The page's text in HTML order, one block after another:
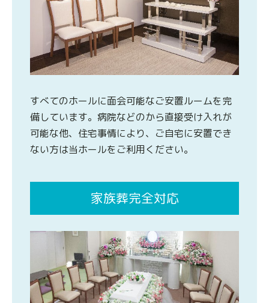
すべてのホールに面会可能なご安置ルームを完
備しています。病院などのから直接受け入れが
可能な他、住宅事情により、ご自宅に安置でき
ない方は当ホールをご利用ください。
家族葬完全対応